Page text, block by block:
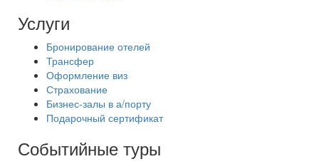
Услуги
Бронирование отелей
Трансфер
Оформление виз
Страхование
Бизнес-залы в а/порту
Подарочный сертификат
Событийные туры